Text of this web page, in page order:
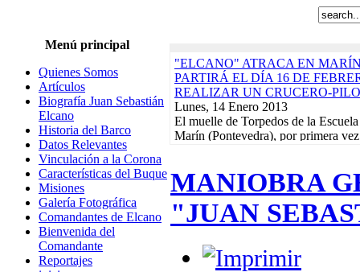
Menú principal
Quienes Somos
Artículos
Biografía Juan Sebastián
Elcano
Historia del Barco
Datos Relevantes
Vinculación a la Corona
Características del Buque
Misiones
Galería Fotográfica
Comandantes de Elcano
Bienvenida del
Comandante
Reportajes
"ELCANO" ATRACA EN
PARTIRÁ EL DÍA 16 DE
REALIZAR UN CRUCERO-
Lunes, 14 Enero 2013
El muelle de Torpedos de la
Marín (Pontevedra), por primera
EN EL INICIO DEL CRUCERO-
ACABARÁ EL 21 DE FEBRERO
Lunes, 17 Diciembre 2012
El buque-escuela de la Armada
Arsenal de La Carraca, en San
Actividades de la Asociación.
MANIOBRA
"JUAN